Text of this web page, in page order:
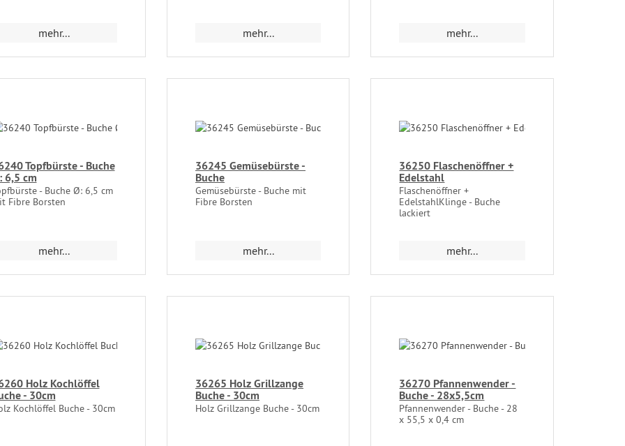
mehr... mehr... mehr...
Topfbürste - Buche
6,5 cm
- Buche Ø: 6,5 cm
Fibre Borsten
mehr...
36245 Gemüsebürste -
Buche
Gemüsebürste - Buche mit
Fibre Borsten
mehr...
36250 Flaschenöffner +
Edelstahl
Flaschenöffner +
EdelstahlKlinge - Buche
lackiert
mehr...
Holz Kochlöffel
- 30cm
Kochlöffel Buche - 30cm
36265 Holz Grillzange
Buche - 30cm
Holz Grillzange Buche - 30cm
36270 Pfannenwender -
Buche - 28x5,5cm
Pfannenwender - Buche - 28
x 55,5 x 0,4 cm